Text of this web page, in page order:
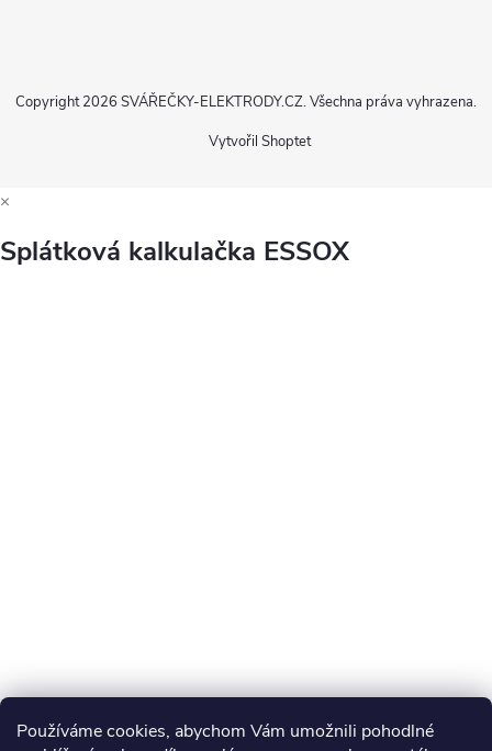
Používáme cookies, abychom Vám umožnili pohodlné
Vytvořil Shoptet
Copyright 2026 SVÁŘEČKY-ELEKTRODY.CZ. Všechna práva vyhrazena.
×
Splátková kalkulačka ESSOX